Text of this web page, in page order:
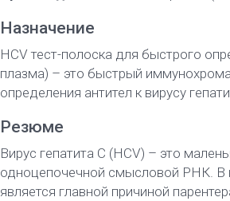
Назначение
HCV тест-полоска для быстрого
плазма) – это быстрый
определения антител к вирусу
Резюме
Вирус гепатита С (HCV) – это
одноцепочечной смысловой РНК. В
является главной причиной